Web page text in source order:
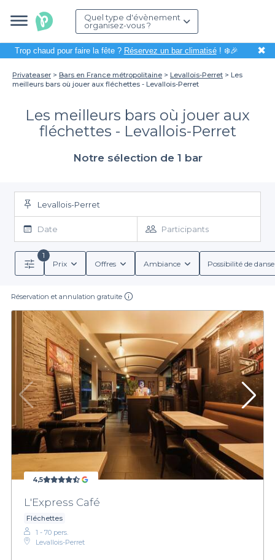
Quel type d'évènement
organisez-vous ?
Trop chaud pour faire la fête ? Réservez un bar climatisé! ❄️🎉 ✖
Privateaser Bars en France métropolitaine Levallois-Perret
Les
meilleurs bars où jouer aux fléchettes - Levallois-Perret
Les meilleurs bars où jouer aux
fléchettes - Levallois-Perret
Notre sélection de 1 bar
Levallois-Perret
Date Participants
1
Prix
Offres Ambiance Possibilité de
Réservation et annulation gratuite
4,5
L'Express Café
Fléchettes
1 - 70 pers.
Levallois-Perret